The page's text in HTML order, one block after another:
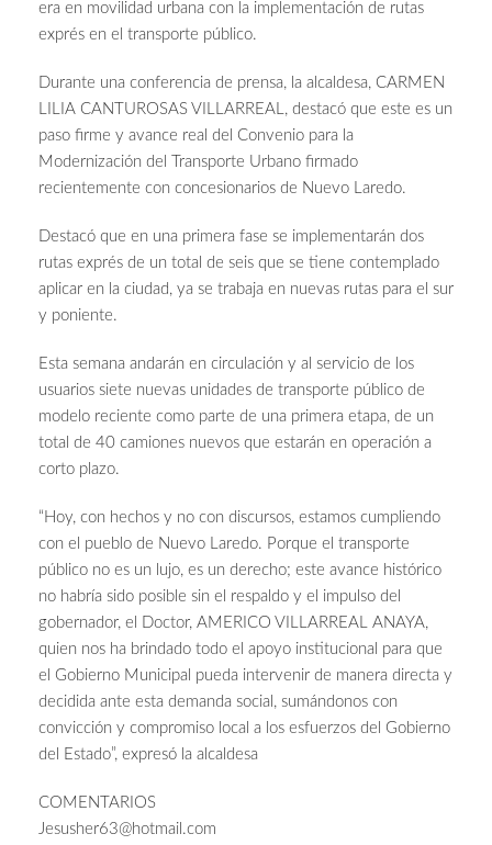
era en movilidad urbana con la implementación de rutas
exprés en el transporte público.
Durante una conferencia de prensa, la alcaldesa, CARMEN
LILIA CANTUROSAS VILLARREAL, destacó que este es un
paso firme y avance real del Convenio para la
Modernización del Transporte Urbano firmado
recientemente con concesionarios de Nuevo Laredo.
Destacó que en una primera fase se implementarán dos
rutas exprés de un total de seis que se tiene contemplado
aplicar en la ciudad, ya se trabaja en nuevas rutas para el sur
y poniente.
Esta semana andarán en circulación y al servicio de los
usuarios siete nuevas unidades de transporte público de
modelo reciente como parte de una primera etapa, de un
total de 40 camiones nuevos que estarán en operación a
corto plazo.
“Hoy, con hechos y no con discursos, estamos cumpliendo
con el pueblo de Nuevo Laredo. Porque el transporte
público no es un lujo, es un derecho; este avance histórico
no habría sido posible sin el respaldo y el impulso del
gobernador, el Doctor, AMERICO VILLARREAL ANAYA,
quien nos ha brindado todo el apoyo institucional para que
el Gobierno Municipal pueda intervenir de manera directa y
decidida ante esta demanda social, sumándonos con
convicción y compromiso local a los esfuerzos del Gobierno
del Estado”, expresó la alcaldesa
COMENTARIOS
Jesusher63@hotmail.com